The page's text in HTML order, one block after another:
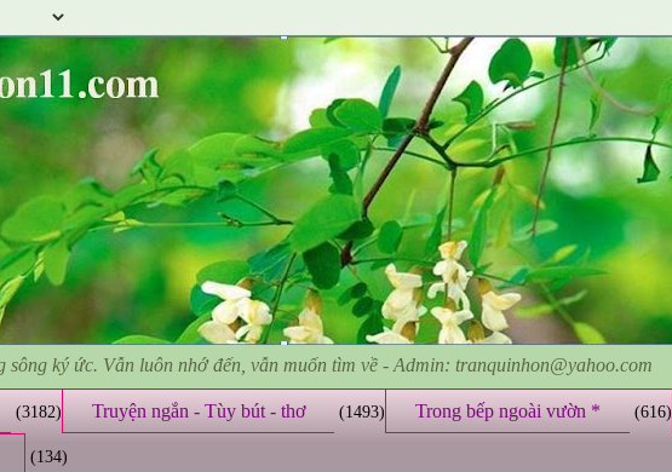
ký ức. Vẫn luôn nhớ đến, vẫn muốn tìm về - Admin: tranquinhon@yahoo.com
(3182) Truyện ngắn - Tùy bút - thơ (1493) Trong bếp ngoài vườn * (616)
(134)